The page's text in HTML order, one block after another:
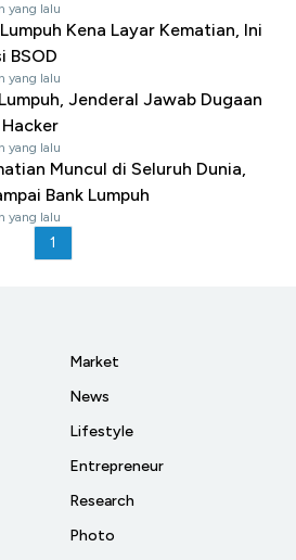
yang lalu
Kena Layar Kematian, Ini
BSOD
yang lalu
Jenderal Jawab Dugaan
yang lalu
Muncul di Seluruh Dunia,
Bank Lumpuh
yang lalu
1
Market
News
Lifestyle
Entrepreneur
Research
Photo